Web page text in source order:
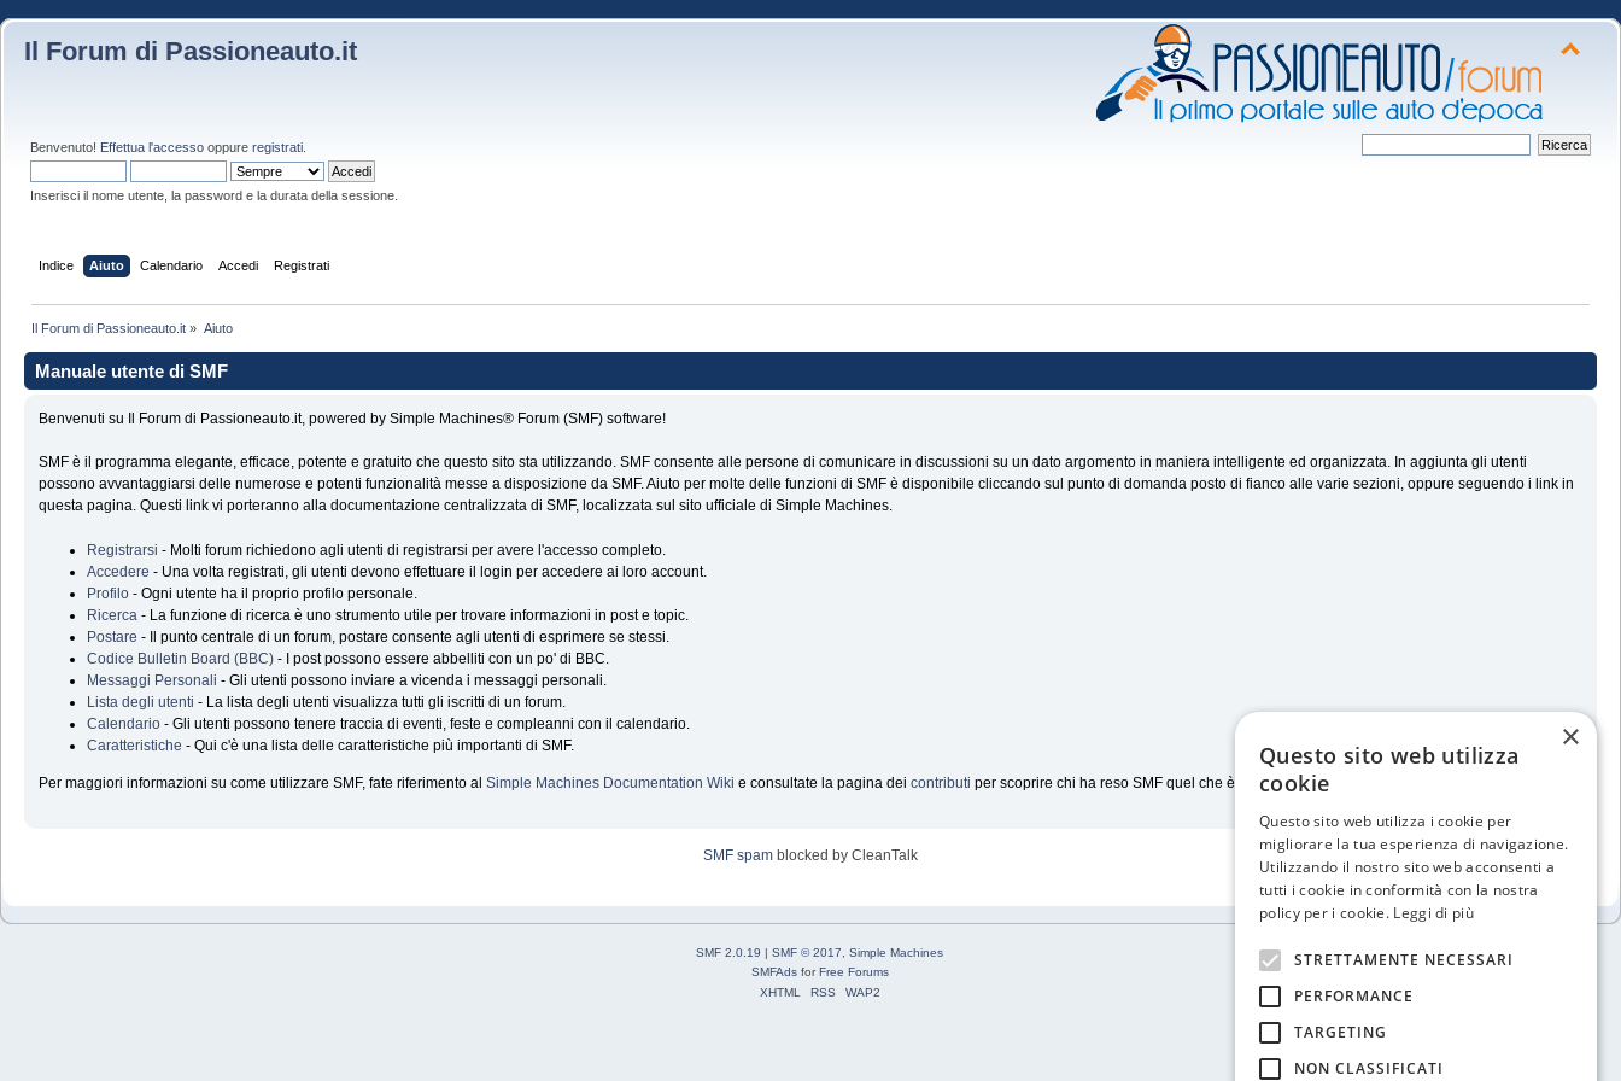
Il Forum di Passioneauto.it
Benvenuto! Effettua l'accesso oppure registrati
Inserisci il nome utente, la password e la durata della sessione.
Indice Aiuto Calendario Accedi Registrati
Il Forum di Passioneauto.it » Aiuto
Manuale utente di SMF
Benvenuti su Il Forum di Passioneauto.it, powered by Simple Machines® Forum (SMF) software!
SMF è il programma elegante, efficace, potente e gratuito che questo sito sta utilizzando. SMF consente alle persone di comunicare in discussioni su un dato argomento in maniera intelligente ed organizzata. In aggiunta gli utenti
possono avvantaggiarsi delle numerose e potenti funzionalità messe a disposizione da SMF. Aiuto per molte delle funzioni di SMF è disponibile cliccando sul punto di domanda posto di fianco alle varie sezioni, oppure seguendo i link in
questa pagina. Questi link vi porteranno alla documentazione centralizzata di SMF, localizzata sul sito ufficiale di Simple Machines.
Registrarsi - Molti forum richiedono agli utenti di registrarsi per avere l'accesso completo.
Accedere - Una volta registrati, gli utenti devono effettuare il login per accedere ai loro account.
Profilo - Ogni utente ha il proprio profilo personale.
Ricerca - La funzione di ricerca è uno strumento utile per trovare informazioni in post e topic.
Postare - Il punto centrale di un forum, postare consente agli utenti di esprimere se stessi.
Codice Bulletin Board (BBC) - I post possono essere abbelliti con un po' di BBC.
Messaggi Personali - Gli utenti possono inviare a vicenda i messaggi personali.
Lista degli utenti - La lista degli utenti visualizza tutti gli iscritti di un forum.
Calendario - Gli utenti possono tenere traccia di eventi, feste e compleanni con il calendario.
Caratteristiche - Qui c'è una lista delle caratteristiche più importanti di SMF.
Per maggiori informazioni su come utilizzare SMF, fate riferimento alSimple Machines Documentation Wiki e consultate la pagina deicontributi per scoprire chi ha reso SMF quel che è oggi.
SMF spam blocked by CleanTalk
SMF 2.0.19 | SMF © 2017, Simple Machines
SMFAdsforFree Forums
XHTML
RSS WAP2
×
Questo sito web utilizza
cookie
Questo sito web utilizza i cookie per
migliorare la tua esperienza di navigazione.
Utilizzando il nostro sito web acconsenti a
tutti i cookie in conformità con la nostra
policy per i cookie. Leggi di più
STRETTAMENTE NECESSARI
PERFORMANCE
TARGETING
NON CLASSIFICATI